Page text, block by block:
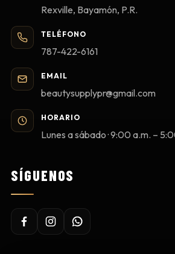
Rexville, Bayamón, P.R.
TELÉFONO
787-422-6161
EMAIL
beautysupplypr@gmail.com
HORARIO
Lunes a sábado · 9:00 a.m. –
SÍGUENOS